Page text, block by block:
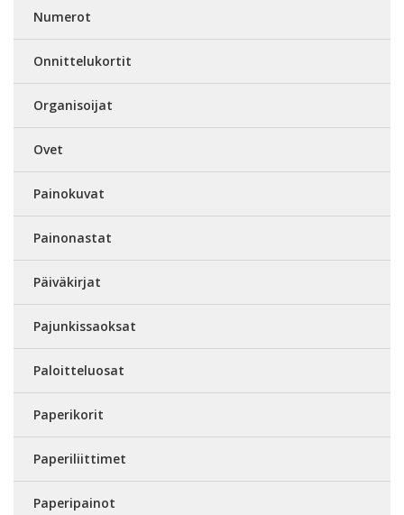
Numerot
Onnittelukortit
Organisoijat
Ovet
Painokuvat
Painonastat
Päiväkirjat
Pajunkissaoksat
Paloitteluosat
Paperikorit
Paperiliittimet
Paperipainot